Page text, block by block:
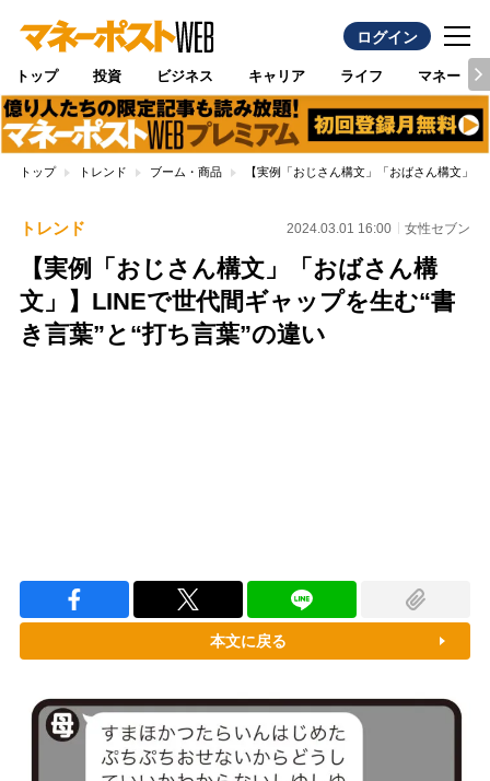
ログイン
トップ 投資 ビジネス キャリア ライフ マネー
トップ トレンド ブーム・商品 【実例「おじさん構文」「おばさん構文」
トレンド 2024.03.01 16:00 女性セブン
【実例「おじさん構文」「おばさん構
文」】LINEで世代間ギャップを生む“書
き言葉”と“打ち言葉”の違い
本文に戻る